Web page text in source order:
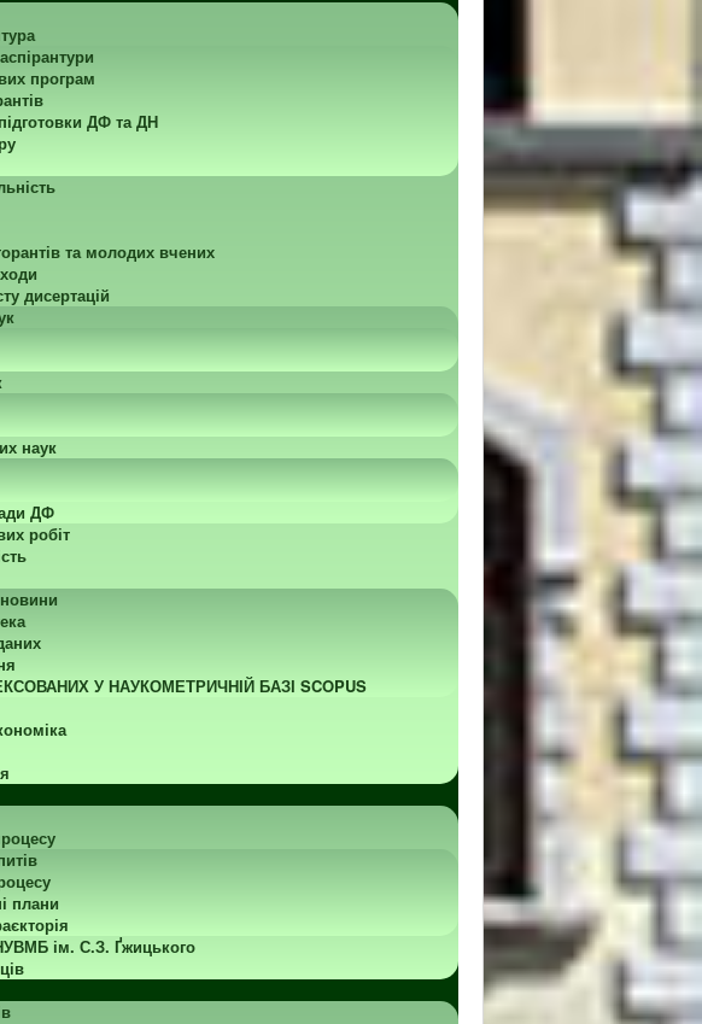
програм
ДФ та ДН
та молодих вчених
дисертацій
наук
ДФ
робіт
У НАУКОМЕТРИЧНІЙ БАЗІ SCOPUS
плани
ім. С.З. Ґжицького